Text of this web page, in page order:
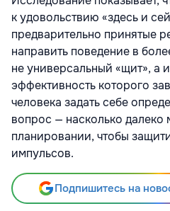
к удовольствию «здесь и
предварительно принятые
направить поведение в
не универсальный «щит», а
эффективность которого
человека задать себе
вопрос — насколько далеко
планировании, чтобы
импульсов.
Подпишитесь на